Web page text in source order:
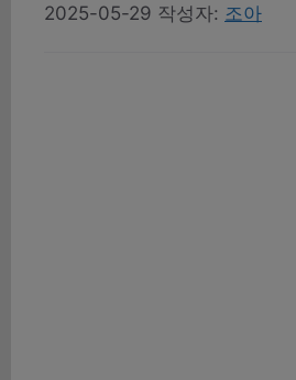
2025-05-29 작성자: 조아